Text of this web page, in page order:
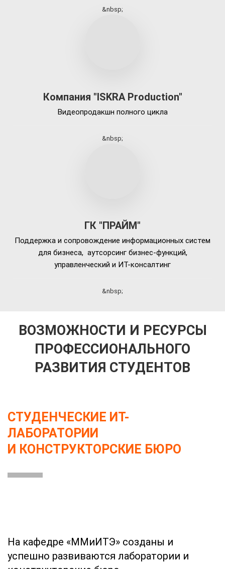
&nbsp;
Компания "ISKRA Production"
Видеопродакшн полного цикла
&nbsp;
ГК "ПРАЙМ"
Поддержка и сопровождение информационных систем
для бизнеса, аутсорсинг бизнес-функций,
управленческий и ИТ-консалтинг
&nbsp;
ВОЗМОЖНОСТИ И РЕСУРСЫ
ПРОФЕССИОНАЛЬНОГО
РАЗВИТИЯ СТУДЕНТОВ
СТУДЕНЧЕСКИЕ ИТ-
ЛАБОРАТОРИИ
И КОНСТРУКТОРСКИЕ БЮРО
На кафедре «ММиИТЭ» созданы и
успешно развиваются лаборатории и